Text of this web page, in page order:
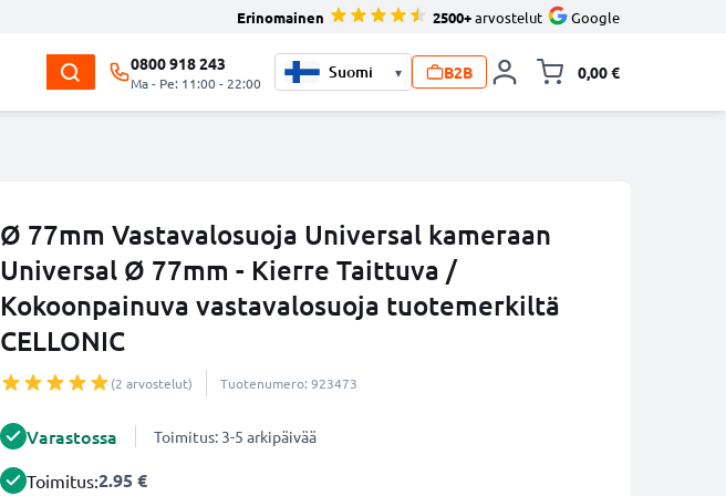
Erinomainen 2500+arvostelut Google
0800 918 243
Ma - Pe: 11:00 - 22:00
▾ B2B 0,00 €
Ø 77mm Vastavalosuoja Universal kameraan
Universal Ø 77mm - Kierre Taittuva /
Kokoonpainuva vastavalosuoja tuotemerkiltä
CELLONIC
(2 arvostelut) Tuotenumero: 923473
Varastossa Toimitus: 3-5 arkipäivää
Toimitus:2.95 €